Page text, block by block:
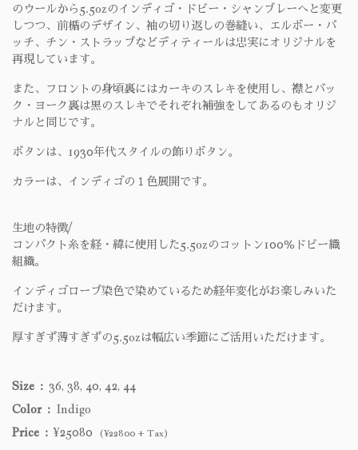
のウールから5.5ozのインディゴ・ドビー・シャンブレーへと変更
しつつ、前楯のデザイン、袖の切り返しの巻縫い、エルボー・パ
ッチ、チン・ストラップなどディティールは忠実にオリジナルを
再現しています。
また、フロントの身頃裏にはカーキのスレキを使用し、襟とバッ
ク・ヨーク裏は黒のスレキでそれぞれ補強をしてあるのもオリジ
ナルと同じです。
ボタンは、1930年代スタイルの飾りボタン。
カラーは、インディゴの１色展開です。
生地の特徴/
コンパクト糸を経・緯に使用した5.5ozのコットン100％ドビー織
組織。
インディゴロープ染色で染めているため経年変化がお楽しみいた
だけます。
厚すぎず薄すぎずの5.5ozは幅広い季節にご活用いただけます。
Size
36, 38, 40, 42, 44
Color
Indigo
Price
¥25080 (¥22800 + Tax)